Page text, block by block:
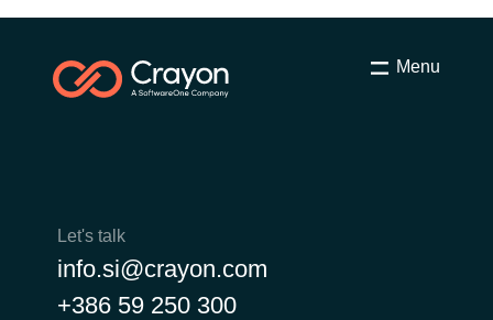
Menu
Let's talk
info.si@crayon.com
+386 59 250 300